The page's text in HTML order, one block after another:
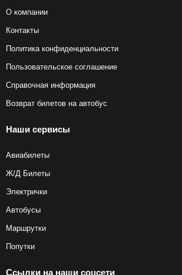
О компании
Контакты
Политика конфиденциальности
Пользовательское соглашение
Справочная информация
Возврат билетов на автобус
Наши сервисы
Авиабилеты
Ж/Д Билеты
Электрички
Автобусы
Маршрутки
Попутки
Ссылки на наши соцсети